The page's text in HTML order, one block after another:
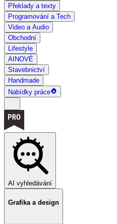
Překlady a texty
Programování a Tech
Video a Audio
Obchodní
Lifestyle
AI NOVÉ
Stavebnictví
Handmade
Nabídky práce
AI vyhledávání
Grafika a design